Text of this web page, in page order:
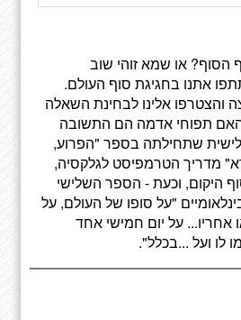
הסוף? או שמא זוהי שוב
אתנו בחגיגת סוף העולם.
והצטרפו אלינו לבחינת השאלה
תפוחי אדמה הם התשובה
שתחילתה בספר "הפרוע,
מדריך הטרמפיסט לגלקסיה,
היקום, וכעת - הספר השלישי
"על סופו של העולם, על
על יום חמישי אחד
לו ועל ...בכלל".